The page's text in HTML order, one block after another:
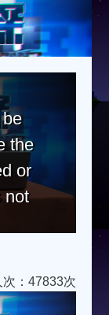
the
or
not
次：47833次